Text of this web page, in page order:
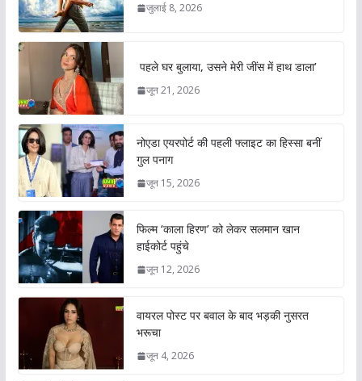
जुलाई 8, 2026
पहले घर बुलाया, उसने मेरी जींस में हाथ डाला’
जून 21, 2026
नोएडा एयरपोर्ट की पहली फ्लाइट का हिस्सा बनीं
गुल पनाग
जून 15, 2026
फिल्म ‘काला हिरण’ को लेकर सलमान खान
हाईकोर्ट पहुंचे
जून 12, 2026
वायरल पोस्ट पर बवाल के बाद भड़की नुसरत
भरूचा
जून 4, 2026